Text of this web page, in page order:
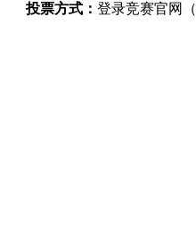
投票方式： 登录竞赛官网（